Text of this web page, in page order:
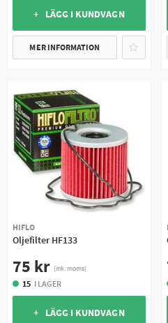
+ LÄGG I KUNDVAGN
MER INFORMATION
HIFLO
Oljefilter HF133
75 kr (ink. moms)
15 I LAGER
+ LÄGG I KUNDVAGN